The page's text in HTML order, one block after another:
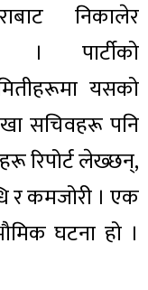
निकालेर
। पार्टीको
यसको
सचिवहरू पनि
रिपोर्ट लेख्छन्,
र कमजोरी । एक
घटना हो ।